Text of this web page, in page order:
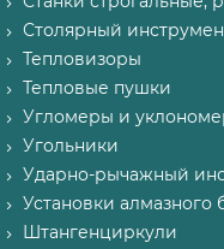
Столярный
Тепловизоры
Тепловые пушки
Угломеры и
Угольники
Ударно-рычажный
Установки алмазного
Штангенциркули